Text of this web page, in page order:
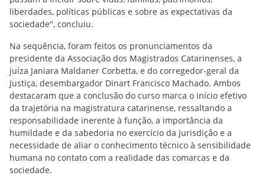
liberdades, políticas públicas e sobre as expectativas da
sociedade", concluiu.
Na sequência, foram feitos os pronunciamentos da
presidente da Associação dos Magistrados Catarinenses, a
juíza Janiara Maldaner Corbetta, e do corregedor-geral da
Justiça, desembargador Dinart Francisco Machado. Ambos
destacaram que a conclusão do curso marca o início efetivo
da trajetória na magistratura catarinense, ressaltando a
responsabilidade inerente à função, a importância da
humildade e da sabedoria no exercício da jurisdição e a
necessidade de aliar o conhecimento técnico à sensibilidade
humana no contato com a realidade das comarcas e da
sociedade.